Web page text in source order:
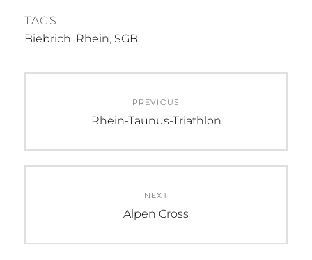
TAGS:
Biebrich, Rhein, SGB
PREVIOUS
Previous
Rhein-Taunus-Triathlon
NEXT
Next
Alpen Cross